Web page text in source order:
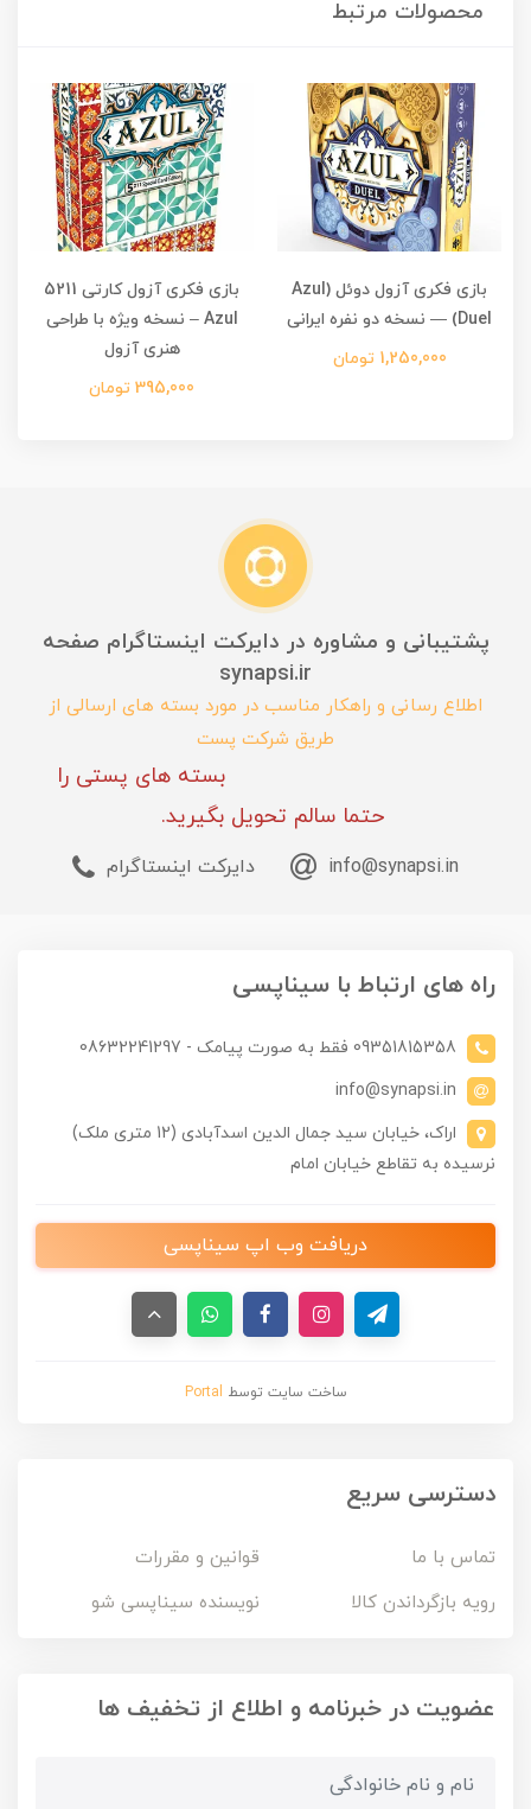
محصولات مرتبط
بازی فکری آزول دوئل (Azul
Duel) — نسخه دو نفره ایرانی
1,250,000 تومان
بازی فکری آزول کارتی 5211
Azul – نسخه ویژه با طراحی
هنری آزول
395,000 تومان
پشتیبانی و مشاوره در دایرکت اینستاگرام صفحه
synapsi.ir
اطلاع رسانی و راهکار مناسب در مورد بسته های ارسالی از
طریق شرکت پست
بسته های پستی را
حتما سالم تحویل بگیرید.
info@synapsi.in دایرکت اینستاگرام
راه های ارتباط با سیناپسی
09351815358 فقط به صورت پیامک - 08632241297
info@synapsi.in
اراک، خیابان سید جمال الدین اسدآبادی (12 متری ملک)
نرسیده به تقاطع خیابان امام
دریافت وب اپ سیناپسی
ساخت سایت توسط Portal
دسترسی سریع
تماس با ما
قوانین و مقررات
رویه بازگرداندن کالا
نویسنده سیناپسی شو
عضویت در خبرنامه و اطلاع از تخفیف ها